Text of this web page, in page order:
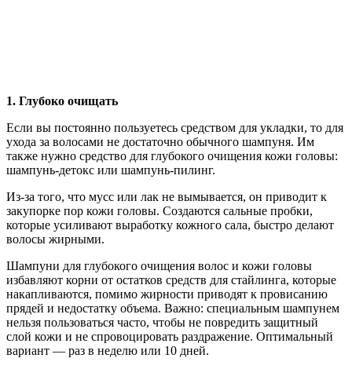
1. Глубоко очищать
Если вы постоянно пользуетесь средством для укладки, то для
ухода за волосами не достаточно обычного шампуня. Им
также нужно средство для глубокого очищения кожи головы:
шампунь-детокс или шампунь-пилинг.
Из-за того, что мусс или лак не вымывается, он приводит к
закупорке пор кожи головы. Создаются сальные пробки,
которые усиливают выработку кожного сала, быстро делают
волосы жирными.
Шампуни для глубокого очищения волос и кожи головы
избавляют корни от остатков средств для стайлинга, которые
накапливаются, помимо жирности приводят к провисанию
прядей и недостатку объема. Важно: специальным шампунем
нельзя пользоваться часто, чтобы не повредить защитный
слой кожи и не спровоцировать раздражение. Оптимальный
вариант — раз в неделю или 10 дней.